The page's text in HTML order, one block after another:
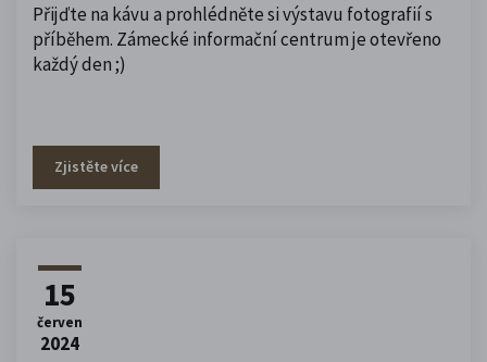
Přijďte na kávu a prohlédněte si výstavu fotografií s
příběhem. Zámecké informační centrum je otevřeno
každý den ;)
Zjistěte více
15
červen
2024